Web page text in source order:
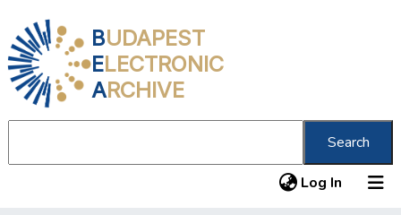
BUDAPEST
ELECTRONIC
ARCHIVE
Search
Log In (current)